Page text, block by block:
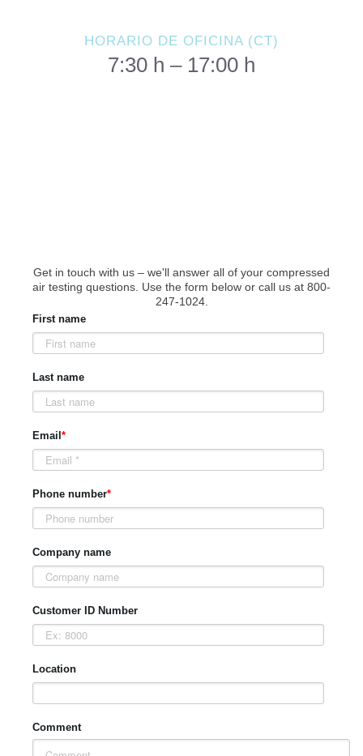
HORARIO DE OFICINA (CT)
7:30 h – 17:00 h
Get in touch with us – we'll answer all of your compressed
air testing questions. Use the form below or call us at 800-
247-1024.
First name
Last name
Email *
Phone number*
Company name
Customer ID Number
Location
Comment